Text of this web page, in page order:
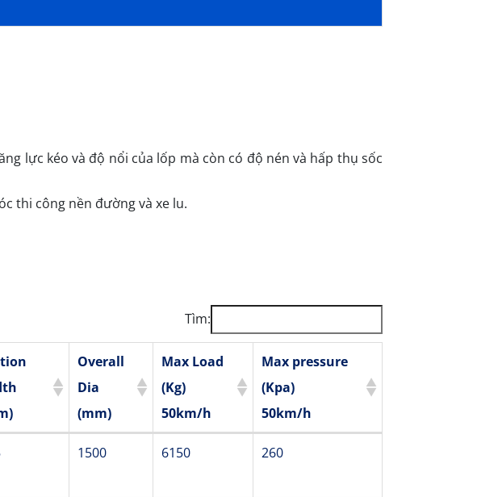
lực kéo và độ nổi của lốp mà còn có độ nén và hấp thụ sốc
thi công nền đường và xe lu.
Tìm:
Overall
Dia
(mm)
Max Load
(Kg)
50km/h
Max pressure
(Kpa)
50km/h
Overall
Max Load
Max pressure
1500 6150 260